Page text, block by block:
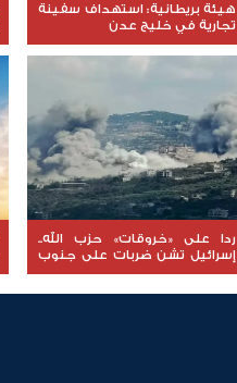
هيئة بريطانية: استهداف سفينة
تجارية في خليج عدن
ردا على «خروقات» حزب الله..
إسرائيل تشن ضربات على جنوب
لبنان